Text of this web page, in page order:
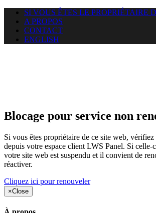
SI VOUS ÊTES LE PROPRIÉTAIRE
A PROPOS
CONTACT
ENGLISH
Blocage pour service non
Si vous êtes propriétaire de ce site web,
depuis votre espace client LWS Panel. Si celle-
votre site web est suspendu et il convient de
réactiver.
Cliquez ici pour renouveler
×Close